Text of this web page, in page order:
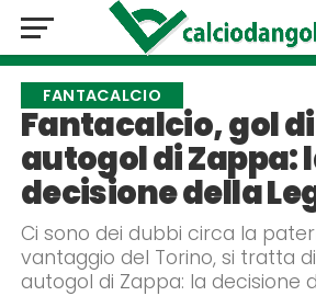
FANTACALCIO
Fantacalcio, gol
autogol di Zappa:
decisione della
Ci sono dei dubbi circa la
vantaggio del Torino, si tratta
autogol di Zappa: la decisione